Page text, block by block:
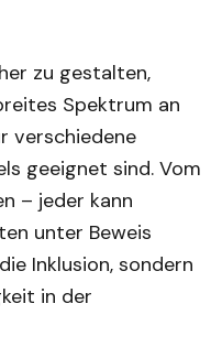
zu gestalten,
Spektrum an
verschiedene
geeignet sind. Vom
– jeder kann
unter Beweis
Inklusion, sondern
in der